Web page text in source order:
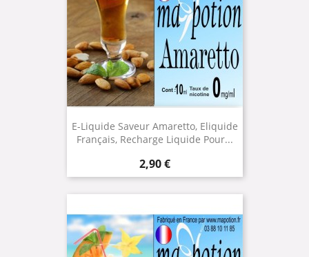
E-Liquide Saveur Amaretto, Eliquide
Français, Recharge Liquide Pour...
Prix
2,90 €